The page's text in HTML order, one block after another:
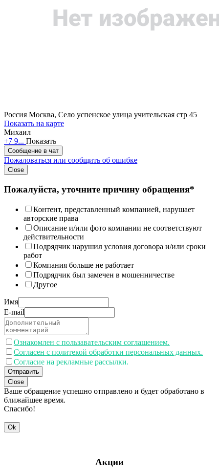
Россия Москва, Село успенское улица учительская стр 45
Показать на карте
Михаил
+7 9... Показать
Сообщение в чат
Пожаловаться или сообщить об ошибке
Close
Пожалуйста, уточните причину обращения*
Контент, представленный компанией, нарушает
авторские права
Описание и/или фото компании не соответствуют
действительности
Подрядчик нарушил условия договора и/или сроки
работ
Компания больше не работает
Подрядчик был замечен в мошенничестве
Другое
Имя
E-mail
Ознакомлен с пользавательским соглашением.
Согласен с политекой обработки персональных данных.
Согласие на рекламные рассылки.
Отправить
Close
Ваше обращение успешно отправлено и будет обработано в
ближайшее время.
Спасибо!
Ok
Акции